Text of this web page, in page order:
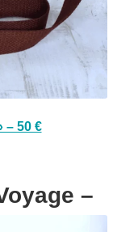
– 50 €
–